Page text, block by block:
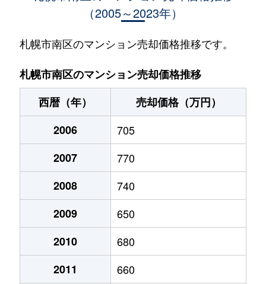
1,700万円 真駒内
川沿６条
1,800万円 真駒内
徒歩45分
川沿９条
230万円 真駒内
川沿９条
660万円 真駒内
川沿１７条
200万円
北ノ沢
1,200万円
北ノ沢
400万円
定山渓温泉西
330万円
定山渓温泉西
540万円
澄川１条
1,400万円
（2005～2023年）
札幌市南区のマンション売却価格推移です。
札幌市南区のマンション売却価格推移
西暦（年）
売却価格（万円）
2006
705
2007
770
2008
740
2009
650
2010
680
2011
660